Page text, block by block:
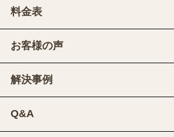
料金表
お客様の声
解決事例
Q&A